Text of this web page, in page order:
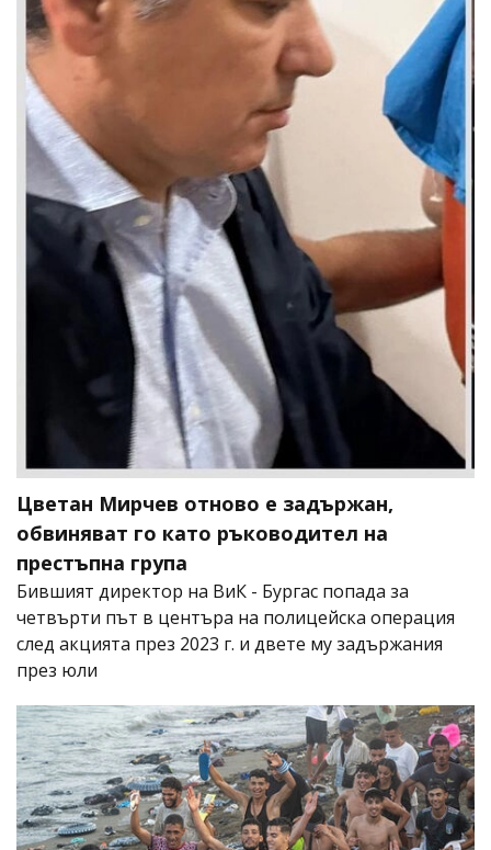
Цветан Мирчев отново е задържан,
обвиняват го като ръководител на
престъпна група
Бившият директор на ВиК - Бургас попада за
четвърти път в центъра на полицейска операция
след акцията през 2023 г. и двете му задържания
през юли